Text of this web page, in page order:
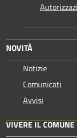
NOVITÀ
Notizie
Comunicati
Avvisi
VIVERE IL COMUNE